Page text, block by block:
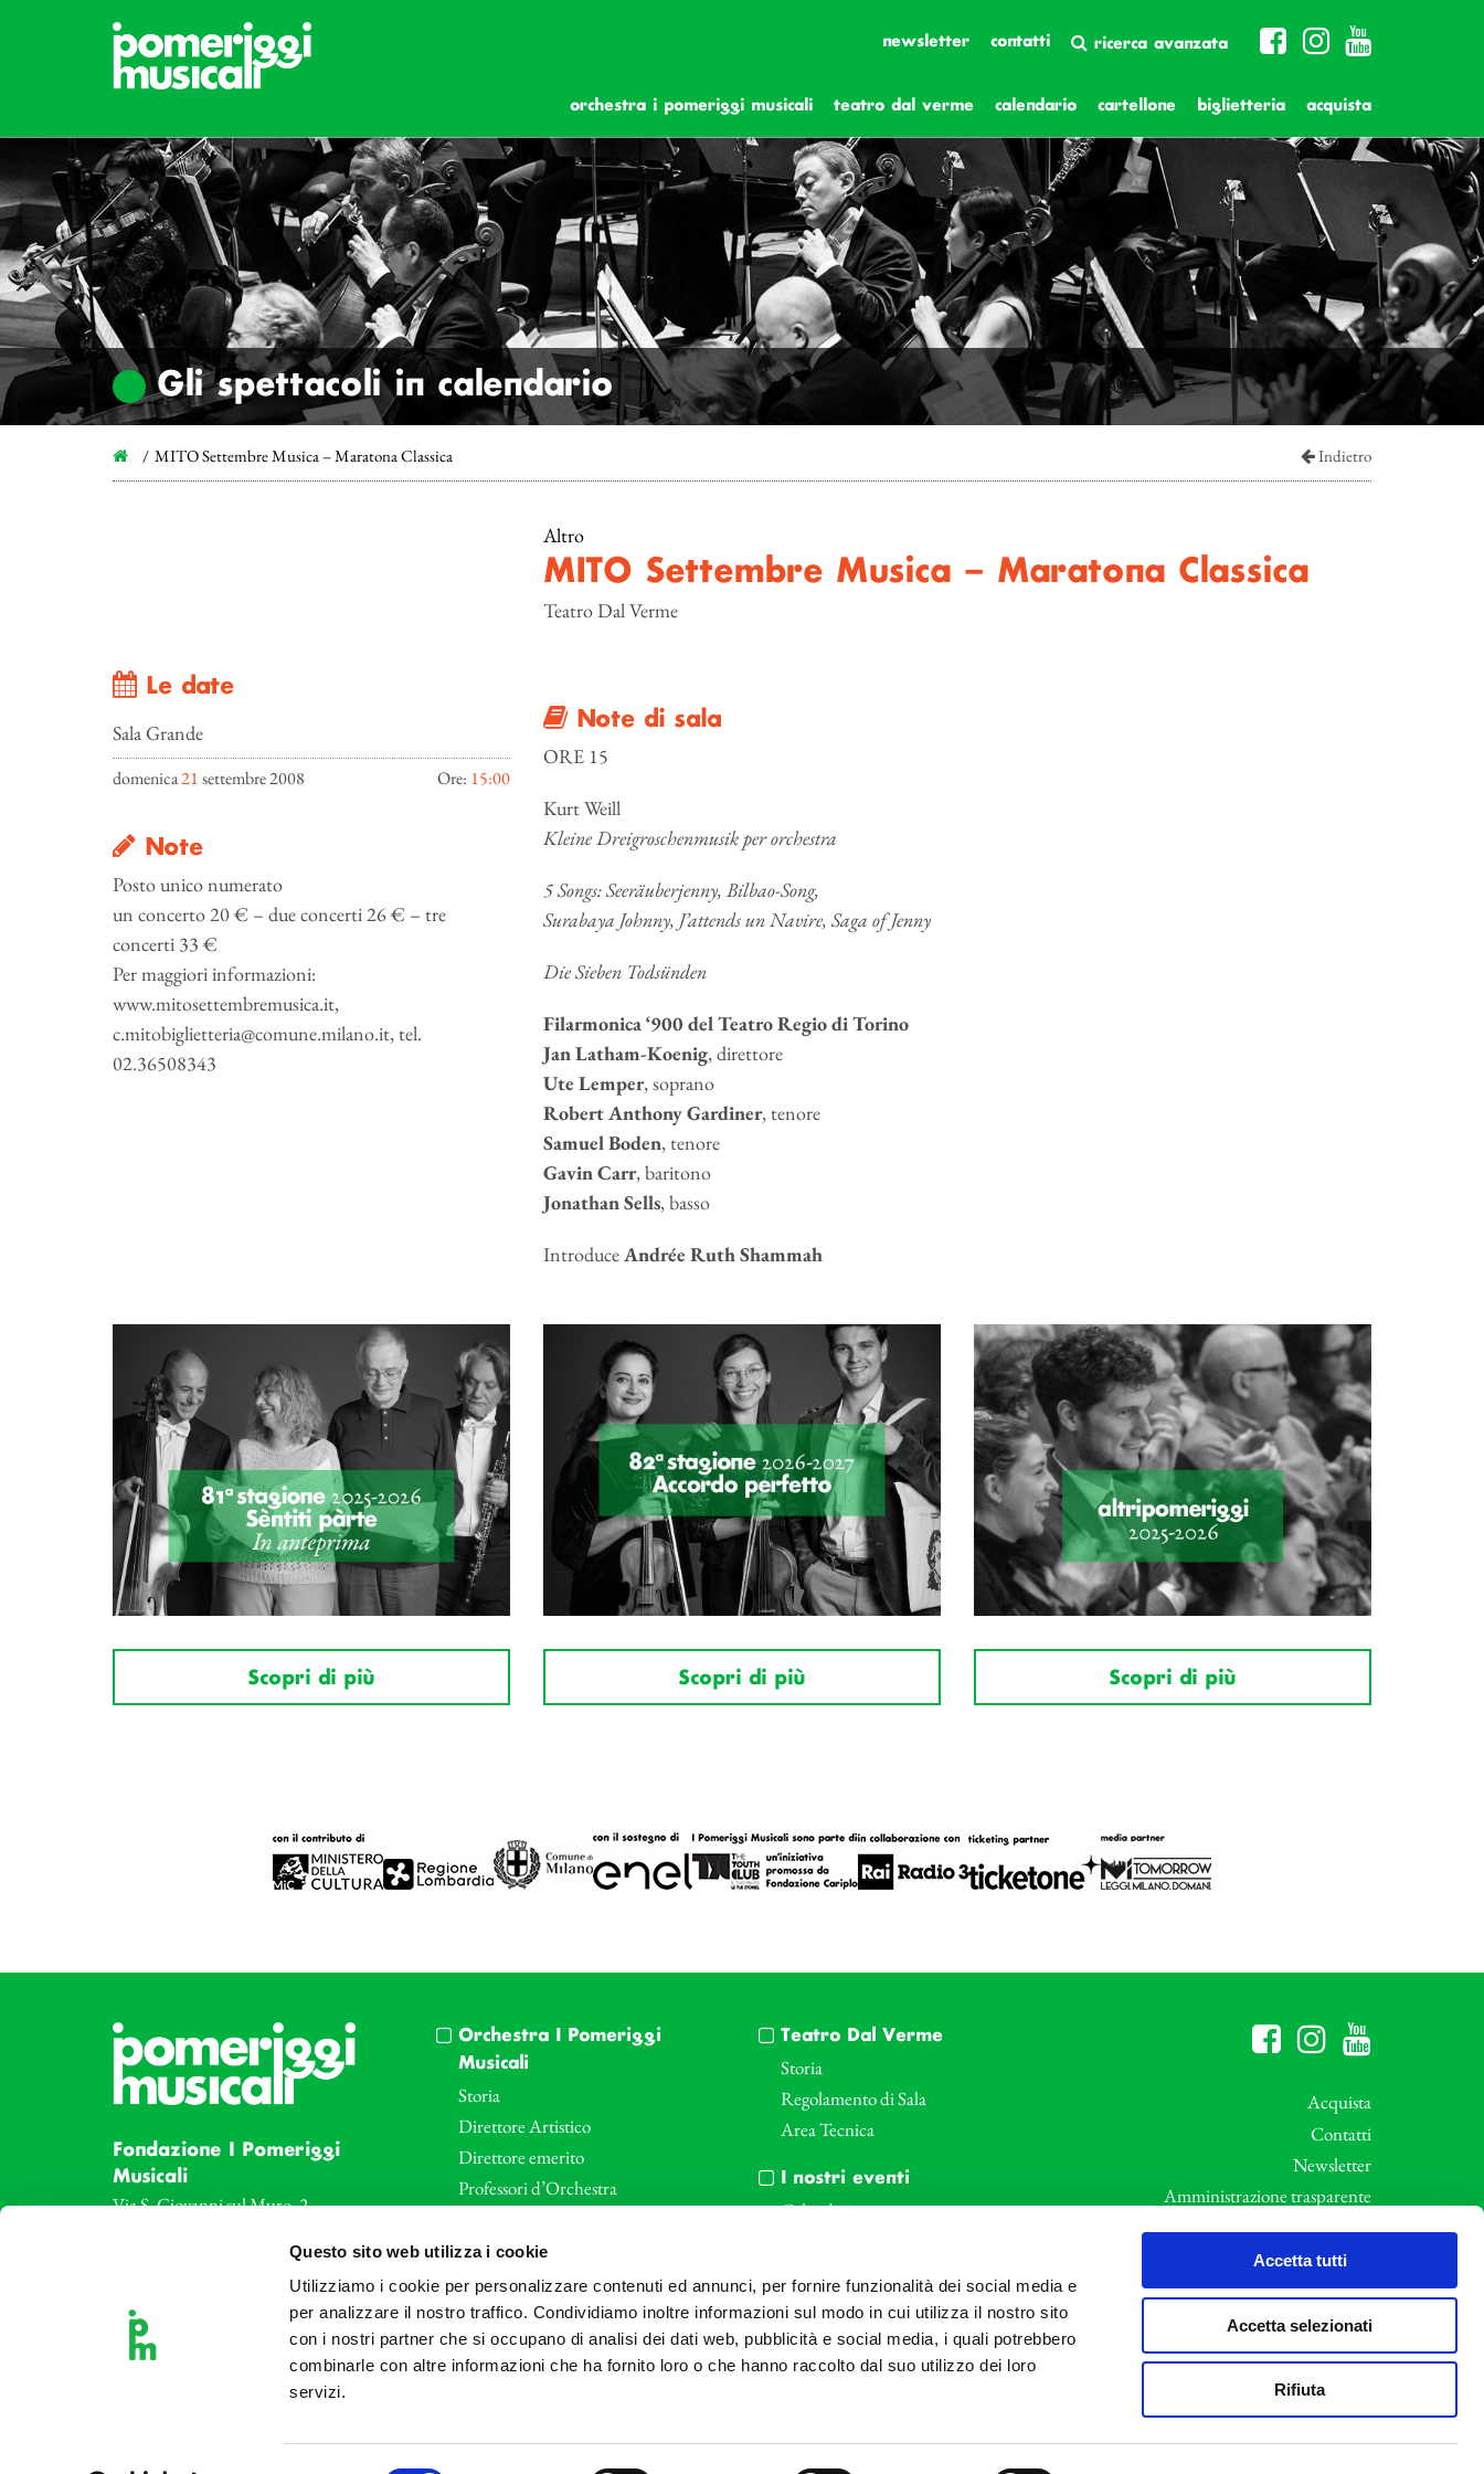
Questo sito web utilizza i cookie
Utilizziamo i cookie per personalizzare contenuti ed annunci, per fornire funzionalità dei social media e
per analizzare il nostro traffico. Condividiamo inoltre informazioni sul modo in cui utilizza il nostro sito
con i nostri partner che si occupano di analisi dei dati web, pubblicità e social media, i quali potrebbero
combinarle con altre informazioni che ha fornito loro o che hanno raccolto dal suo utilizzo dei loro
servizi.
Accetta tutti
Accetta selezionati
Rifiuta
newsletter contatti ricerca avanzata
orchestra i pomeriggi musicali teatro dal verme calendario cartellone biglietteria acquista
Gli spettacoli in calendario
MITO Settembre Musica – Maratona Classica Indietro
Le date
Sala Grande
domenica21settembre 2008 Ore: 15:00
Note
Posto unico numerato
un concerto 20 € – due concerti 26 € – tre
concerti 33 €
Per maggiori informazioni:
www.mitosettembremusica.it,
c.mitobiglietteria@comune.milano.it, tel.
02.36508343
Altro
MITO Settembre Musica – Maratona Classica
Teatro Dal Verme
Note di sala
ORE 15
Kurt Weill
Kleine Dreigroschenmusik per orchestra
5 Songs: Seeräuberjenny, Bilbao-Song,
Surabaya Johnny, J’attends un Navire, Saga of Jenny
Die Sieben Todsünden
Filarmonica ‘900 del Teatro Regio di Torino
Jan Latham-Koenig, direttore
Ute Lemper, soprano
Robert Anthony Gardiner, tenore
Samuel Boden, tenore
Gavin Carr, baritono
Jonathan Sells, basso
IntroduceAndrée Ruth Shammah
Scopri di più Scopri di più Scopri di più
Fondazione I Pomeriggi
Musicali
Via S. Giovanni sul Muro, 2
Tel: +39 02 87905
Teatro Dal Verme
Via S. Giovanni sul Muro, 2
Orchestra I Pomeriggi
Musicali
Storia
Direttore Artistico
Direttore emerito
Professori d’Orchestra
Le sale
Art Bonus
Teatro Dal Verme
Storia
Regolamento di Sala
Area Tecnica
I nostri eventi
Calendario
Biglietteria
Archivio Fotografico
Acquista
Contatti
Newsletter
Amministrazione trasparente
Whistleblowing
Privacy e Cookie Policy
Informative Privacy
Area riservata
Credits